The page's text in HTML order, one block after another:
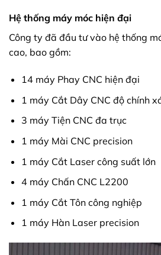
Hệ thống máy móc hiện đại
Công ty đã đầu tư vào hệ thống
cao, bao gồm:
14 máy Phay CNC hiện đại
1 máy Cắt Dây CNC độ chính
3 máy Tiện CNC đa trục
1 máy Mài CNC precision
1 máy Cắt Laser công suất lớn
4 máy Chấn CNC L2200
1 máy Cắt Tôn công nghiệp
1 máy Hàn Laser precision